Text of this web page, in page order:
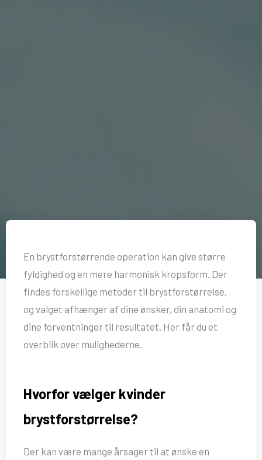
En brystforstørrende operation kan give større
fyldighed og en mere harmonisk kropsform. Der
findes forskellige metoder til brystforstørrelse,
og valget afhænger af dine ønsker, din anatomi og
dine forventninger til resultatet. Her får du et
overblik over mulighederne.
Hvorfor vælger kvinder
brystforstørrelse?
Der kan være mange årsager til at ønske en